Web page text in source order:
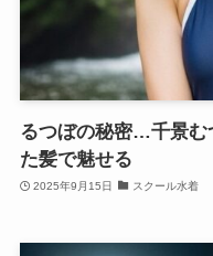
るつぼの秘密…千景む
た髪で魅せる
2025年9月15日 スクール水着